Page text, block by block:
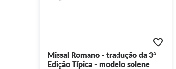
Missal Romano - tradução da 3ª
Edição Típica - modelo solene